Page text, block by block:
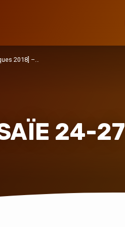
24-27
2018] –…